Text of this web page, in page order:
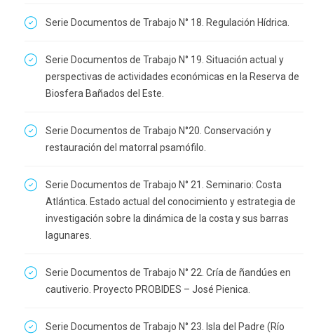
Serie Documentos de Trabajo N° 18. Regulación Hídrica.
Serie Documentos de Trabajo N° 19. Situación actual y
perspectivas de actividades económicas en la Reserva de
Biosfera Bañados del Este.
Serie Documentos de Trabajo N°20. Conservación y
restauración del matorral psamófilo.
Serie Documentos de Trabajo N° 21. Seminario: Costa
Atlántica. Estado actual del conocimiento y estrategia de
investigación sobre la dinámica de la costa y sus barras
lagunares.
Serie Documentos de Trabajo N° 22. Cría de ñandúes en
cautiverio. Proyecto PROBIDES – José Pienica.
Serie Documentos de Trabajo N° 23. Isla del Padre (Río